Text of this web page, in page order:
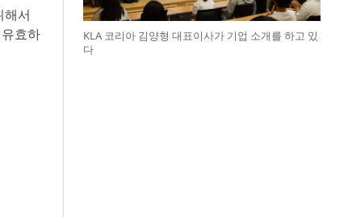
해서
효하
KLA 코리아 김양형 대표이사가 기업 소개를 하고 있
다